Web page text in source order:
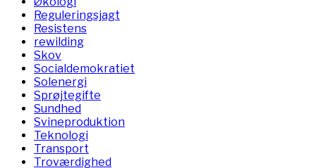
Reguleringsjagt
Resistens
rewilding
Skov
Socialdemokratiet
Solenergi
Sprøjtegifte
Sundhed
Svineproduktion
Teknologi
Transport
Troværdighed